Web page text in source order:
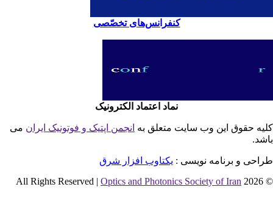
کنفرانس‌های تخصّصی
نماد اعتماد الکترونیک
حقوق این وب سایت متعلق بهانجمن اپتیک و فوتونیک ایران می
و برنامه نویسی : یکتاوب افزار شرق
©
Optics and Photonics Society of Iran